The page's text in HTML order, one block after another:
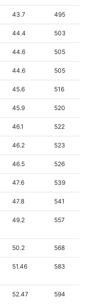
43.7 495
44.4 503
44.6 505
44.6 505
45.6 516
45.9 520
46.1 522
46.2 523
46.5 526
47.6 539
47.8 541
49.2 557
50.2 568
51.46 583
52.47 594